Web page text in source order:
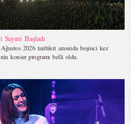
Başladı
2026 tarihleri arasında beşinci kez
konser programı belli oldu.